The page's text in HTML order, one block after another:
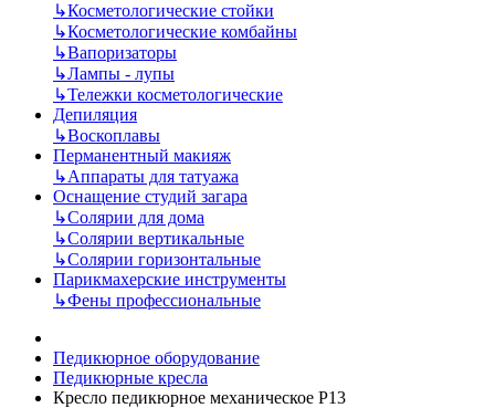
↳Косметологические стойки
↳Косметологические комбайны
↳Вапоризаторы
↳Лампы - лупы
↳Тележки косметологические
Депиляция
↳Воскоплавы
Перманентный макияж
↳Аппараты для татуажа
Оснащение студий загара
↳Солярии для дома
↳Солярии вертикальные
↳Солярии горизонтальные
Парикмахерские инструменты
↳Фены профессиональные
Педикюрное оборудование
Педикюрные кресла
Кресло педикюрное механическое Р13